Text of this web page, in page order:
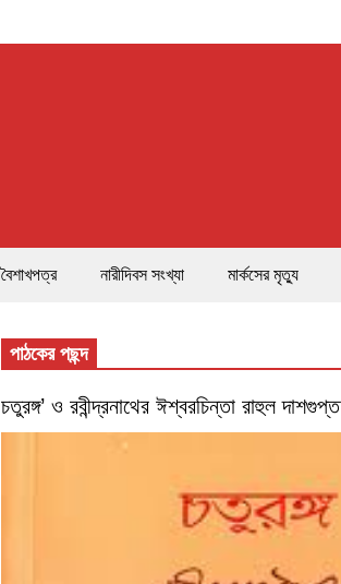
বৈশাখপত্র নারীদিবস সংখ্যা মার্কসের মৃত্যু
পাঠকের পছন্দ
চতুরঙ্গ’ ও রবীন্দ্রনাথের ঈশ্বরচিন্তা রাহুল দাশগুপ্ত